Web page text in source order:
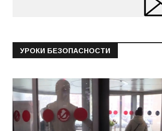
УРОКИ БЕЗОПАСНОСТИ